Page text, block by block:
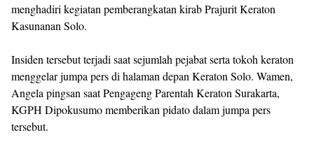
menghadiri kegiatan pemberangkatan kirab Prajurit Keraton
Kasunanan Solo.
Insiden tersebut terjadi saat sejumlah pejabat serta tokoh keraton
menggelar jumpa pers di halaman depan Keraton Solo. Wamen,
Angela pingsan saat Pengageng Parentah Keraton Surakarta,
KGPH Dipokusumo memberikan pidato dalam jumpa pers
tersebut.